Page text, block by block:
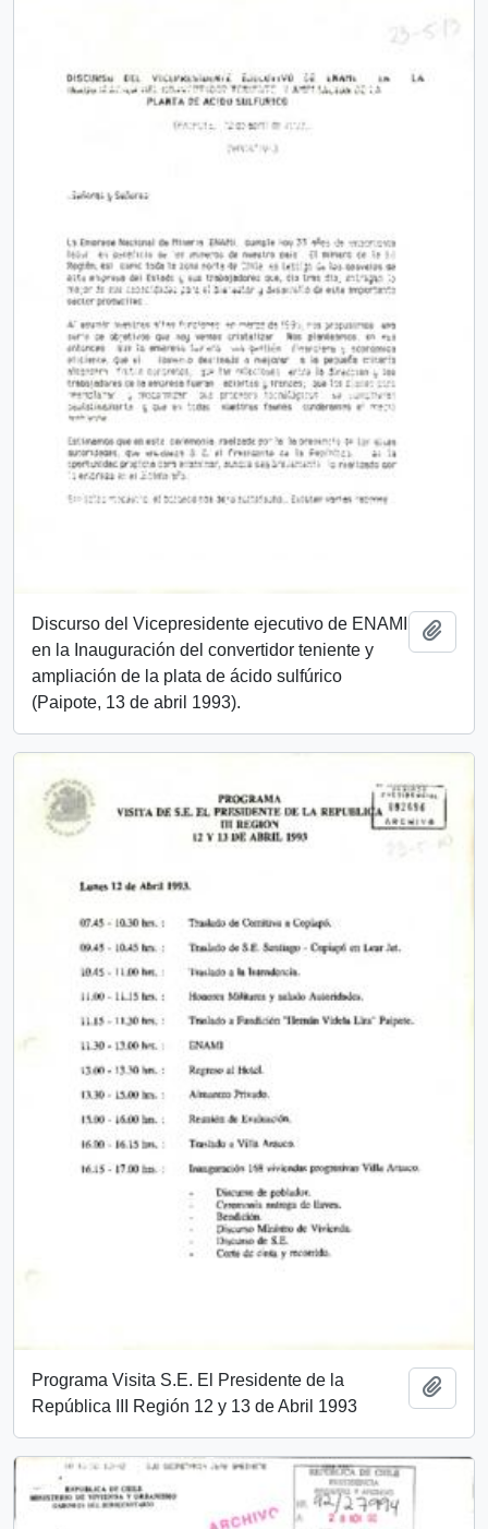
Discurso del Vicepresidente ejecutivo de ENAMI
en la Inauguración del convertidor teniente y
ampliación de la plata de ácido sulfúrico
(Paipote, 13 de abril 1993).
Programa Visita S.E. El Presidente de la
República III Región 12 y 13 de Abril 1993